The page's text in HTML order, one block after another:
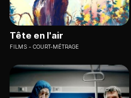
Tête en l'air
FILMS COURT-MÉTRAGE